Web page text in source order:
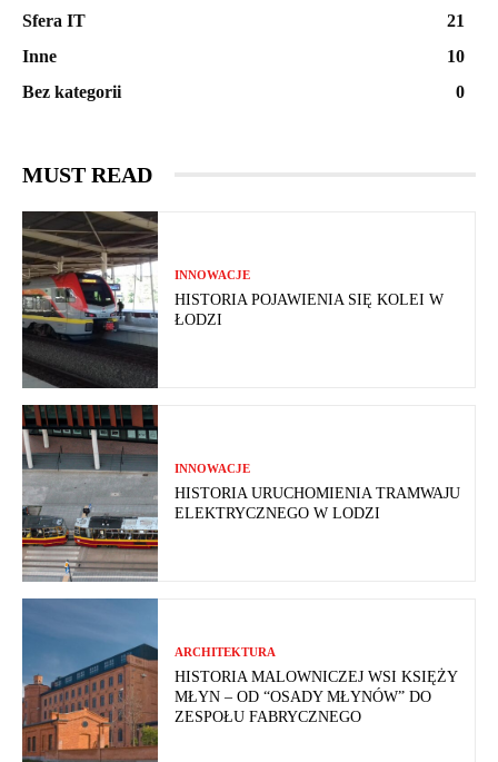
Sfera IT
21
Inne
10
Bez kategorii
0
MUST READ
INNOWACJE
HISTORIA POJAWIENIA SIĘ KOLEI W
ŁODZI
INNOWACJE
HISTORIA URUCHOMIENIA TRAMWAJU
ELEKTRYCZNEGO W LODZI
ARCHITEKTURA
HISTORIA MALOWNICZEJ WSI KSIĘŻY
MŁYN – OD “OSADY MŁYNÓW” DO
ZESPOŁU FABRYCZNEGO